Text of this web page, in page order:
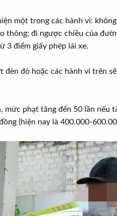
một trong các hành vi:
thông; đi ngược chiều của
3 điểm giấy phép lái xe.
đỏ hoặc các hành vi trên
phạt tăng đến 50 lần nếu
(hiện nay là 400.000-